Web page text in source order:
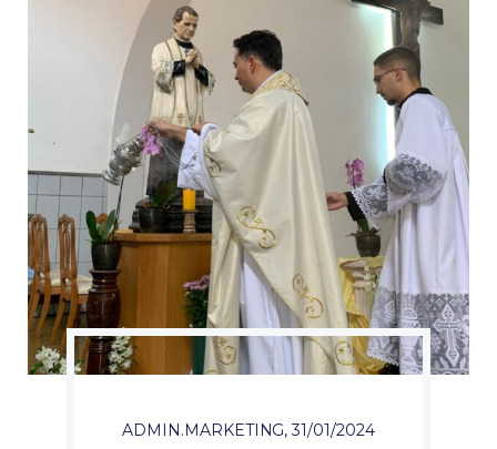
ADMIN.MARKETING,31/01/2024